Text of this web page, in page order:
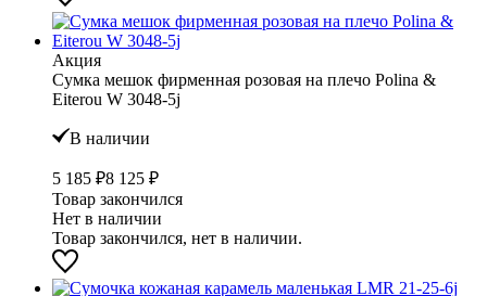
Акция
Сумка мешок фирменная розовая на плечо Polina &
Eiterou W 3048-5j
В наличии
5 185 ₽8 125 ₽
Товар закончился
Нет в наличии
Товар закончился, нет в наличии.